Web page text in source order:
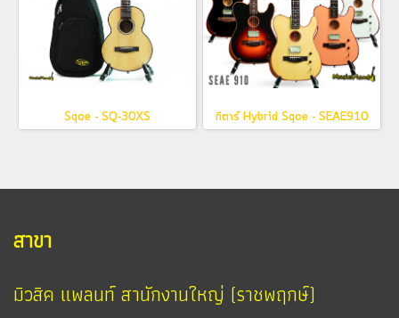
Sqoe - SQ-30XS กีตาร์ Hybrid Sqoe - SEAE910
สาขา
มิวสิค แพลนท์ สานักงานใหญ่ (ราชพฤกษ์)